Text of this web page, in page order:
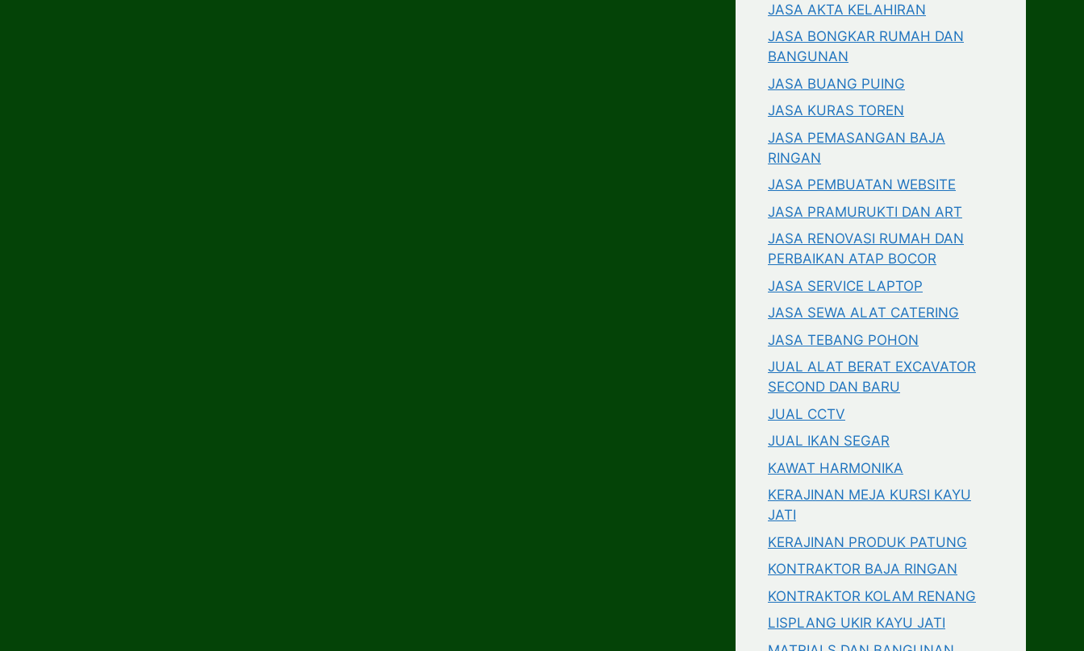
JASA AKTA KELAHIRAN
JASA BONGKAR RUMAH DAN
BANGUNAN
JASA BUANG PUING
JASA KURAS TOREN
JASA PEMASANGAN BAJA
RINGAN
JASA PEMBUATAN WEBSITE
JASA PRAMURUKTI DAN ART
JASA RENOVASI RUMAH DAN
PERBAIKAN ATAP BOCOR
JASA SERVICE LAPTOP
JASA SEWA ALAT CATERING
JASA TEBANG POHON
JUAL ALAT BERAT EXCAVATOR
SECOND DAN BARU
JUAL CCTV
JUAL IKAN SEGAR
KAWAT HARMONIKA
KERAJINAN MEJA KURSI KAYU
JATI
KERAJINAN PRODUK PATUNG
KONTRAKTOR BAJA RINGAN
KONTRAKTOR KOLAM RENANG
LISPLANG UKIR KAYU JATI